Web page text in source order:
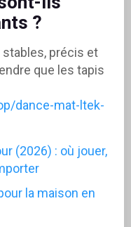
?
stables, précis et
que les tapis
dance-mat-ltek-
(2026) : où jouer,
la maison en